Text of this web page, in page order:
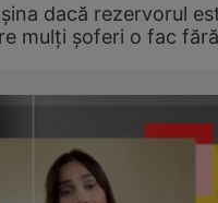
dacă rezervorul
mulți șoferi o fac